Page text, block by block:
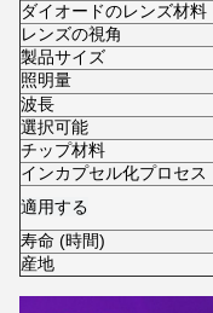
ダイオードのレンズ材料
レンズの視角
製品サイズ
照明量
波長
選択可能
チップ材料
インカプセル化プロセス
適用する
寿命 (時間)
産地